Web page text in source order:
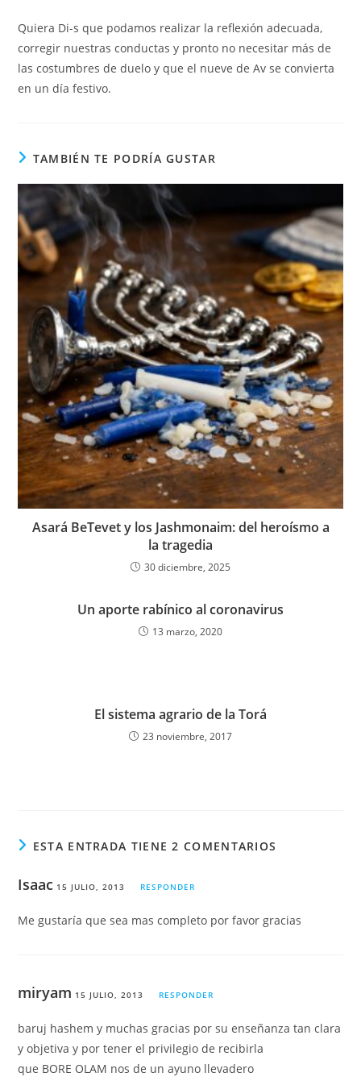
Quiera Di-s que podamos realizar la reflexión adecuada,
corregir nuestras conductas y pronto no necesitar más de
las costumbres de duelo y que el nueve de Av se convierta
en un día festivo.
TAMBIÉN TE PODRÍA GUSTAR
Asará BeTevet y los Jashmonaim: del heroísmo a
la tragedia
30 diciembre, 2025
Un aporte rabínico al coronavirus
13 marzo, 2020
El sistema agrario de la Torá
23 noviembre, 2017
ESTA ENTRADA TIENE 2 COMENTARIOS
Isaac 15 JULIO, 2013 RESPONDER
Me gustaría que sea mas completo por favor gracias
miryam 15 JULIO, 2013 RESPONDER
baruj hashem y muchas gracias por su enseñanza tan clara
y objetiva y por tener el privilegio de recibirla
que BORE OLAM nos de un ayuno llevadero